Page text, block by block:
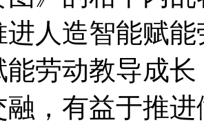
进人造智能赋
能劳动教导成
融，有益于推